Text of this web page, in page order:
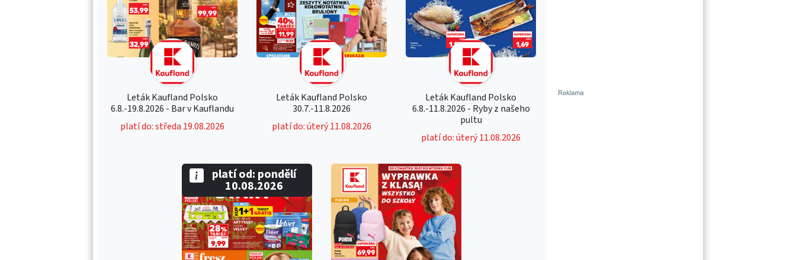
Leták Kaufland Polsko
6.8.-19.8.2026 - Bar v Kauflandu
platí do: středa 19.08.2026
Leták Kaufland Polsko
30.7.-11.8.2026
platí do: úterý 11.08.2026
Leták Kaufland Polsko
6.8.-11.8.2026 - Ryby z našeho
pultu
platí do: úterý 11.08.2026
platí od: pondělí
10.08.2026